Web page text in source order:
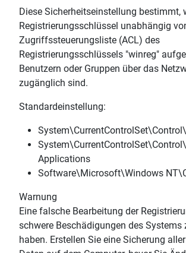
Diese Sicherheitseinstellung bestimmt,
Registrierungsschlüssel unabhängig
Zugriffssteuerungsliste (ACL) des
Registrierungsschlüssels "winreg"
Benutzern oder Gruppen über das
zugänglich sind.
Standardeinstellung:
Applications
Software\Microsoft\Windows
Warnung
Eine falsche Bearbeitung der
schwere Beschädigungen des Systems
haben. Erstellen Sie eine Sicherung